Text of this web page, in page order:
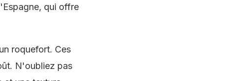
qui offre
roquefort. Ces
N'oubliez pas